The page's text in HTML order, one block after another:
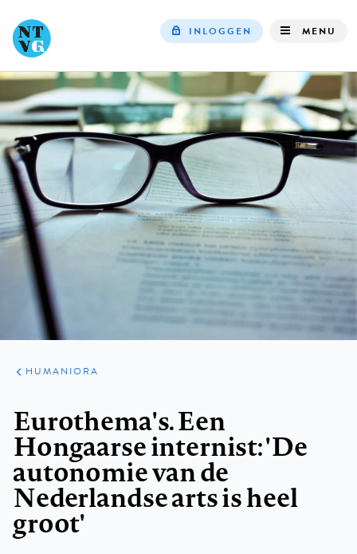
navigation
INLOGGEN MENU
ARTIKELEN
PERSPECTIEF
HUMANIORA
Eurothema's. Een
Hongaarse internist: 'De
autonomie van de
Nederlandse arts is heel
groot'